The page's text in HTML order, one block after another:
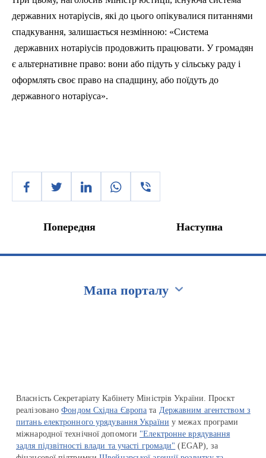
державних нотаріусів, які до цього опікувалися питаннями
спадкування, залишається незмінною: «Система
державних нотаріусів продовжить працювати. У громадян
є альтернативне право: вони або підуть у сільську раду і
оформлять своє право на спадщину, або поїдуть до
державного нотаріуса».
Попередня Наступна
Мапа порталу
Власність Секретаріату Кабінету Міністрів України. Проєкт
реалізованоФондом Східна Європа та Державним агентством з
питань електронного урядування України у межах програми
міжнародної технічної допомоги "Електронне врядування
задля підзвітності влади та участі громади" (EGAP), за